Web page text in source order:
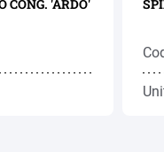
CONG. 'ARDO'